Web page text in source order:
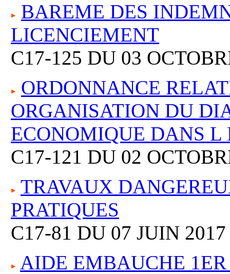
BAREME DES
LICENCIEMENT
C17-125 DU 03
ORDONNANCE
ORGANISATION DU
ECONOMIQUE DANS L
C17-121 DU 02
TRAVAUX
PRATIQUES
C17-81 DU 07 JUIN 2017
AIDE EMBAUCHE